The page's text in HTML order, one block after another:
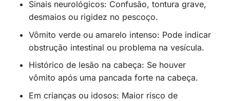
Sinais neurológicos: Confusão, tontura grave,
desmaios ou rigidez no pescoço.
Vômito verde ou amarelo intenso: Pode indicar
obstrução intestinal ou problema na vesícula.
Histórico de lesão na cabeça: Se houver
vômito após uma pancada forte na cabeça.
Em crianças ou idosos: Maior risco de